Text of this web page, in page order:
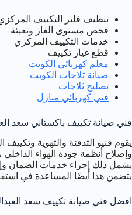
تنظيف فلتر التكييف
فحص مستوى الغاز وتعبئة
خدمات التكييف المركزي
قطع غيار تكييف
معلم كهربائي الكويت
صيانة ثلاجات الكويت
تصليح ثلاجات
فني كهربائي منازل
فني صيانة تكييف باكستاني سعد
يقوم فنيو التدفئة والتهوية وتكييف
وإصلاح أنظمة جودة الهواء
يشمل ذلك إجراء خدمات الضمان
يتضمن هذا أيضًا المساعدة في
افضل فني صيانة تكييف سعد